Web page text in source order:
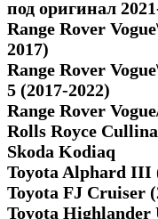
под оригинал
Range Rover
2017)
Range Rover
5 (2017-2022)
Range Rover
Rolls Royce
Skoda Kodiaq
Toyota Alphard III
Toyota FJ Cruiser
Toyota Highlander